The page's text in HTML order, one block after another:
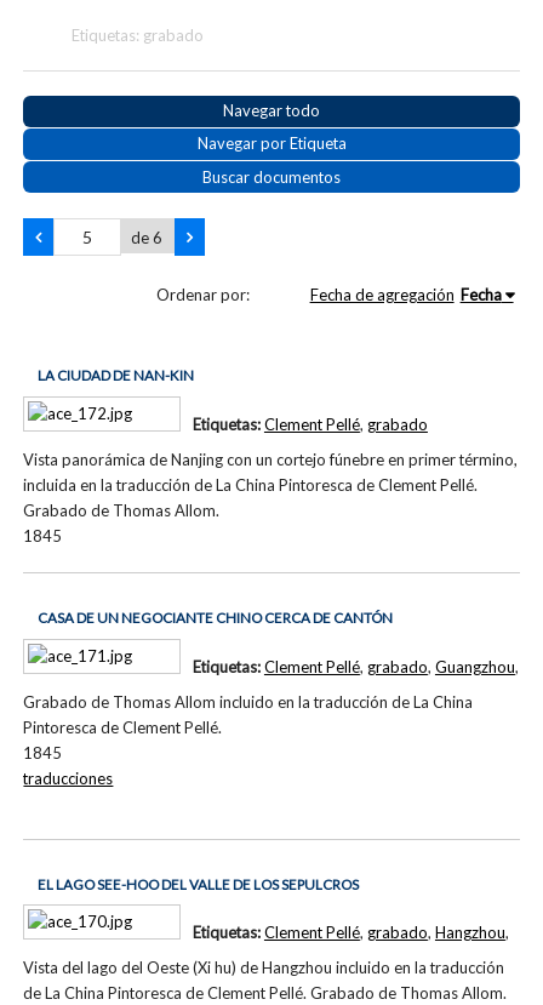
Etiquetas: grabado
Navegar todo
Navegar por Etiqueta
Buscar documentos
de 6
Ordenar por: Fecha de agregación Fecha
LA CIUDAD DE NAN-KIN
Vista panorámica de Nanjing con un cortejo fúnebre en primer término,
incluida en la traducción de La China Pintoresca de Clement Pellé.
Grabado de Thomas Allom.
1845
Etiquetas:Clement Pellé, grabado
CASA DE UN NEGOCIANTE CHINO CERCA DE CANTÓN
Grabado de Thomas Allom incluido en la traducción de La China
Pintoresca de Clement Pellé.
1845
Etiquetas:Clement Pellé, grabado, Guangzhou,
traducciones
EL LAGO SEE-HOO DEL VALLE DE LOS SEPULCROS
Vista del lago del Oeste (Xi hu) de Hangzhou incluido en la traducción
de La China Pintoresca de Clement Pellé. Grabado de Thomas Allom.
Etiquetas:Clement Pellé, grabado, Hangzhou,